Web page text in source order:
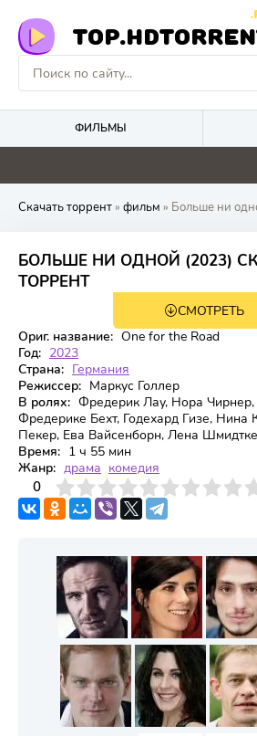
ФИЛЬМЫ
0 0
Скачать торрент» фильм » Больше ни
БОЛЬШЕ НИ ОДНОЙ (2023)
ТОРРЕНТ
СМОТРЕТЬ
Ориг. название: One for the Road
Год: 2023
Страна: Германия
Режиссер: Маркус Голлер
В ролях: Фредерик Лау, Нора Чирнер,
Фредерике Бехт, Годехард Гизе, Нина
Пекер, Ева Вайсенборн, Лена
Время: 1 ч 55 мин
Жанр: драма комедия
0
4 6 7 8 9 10